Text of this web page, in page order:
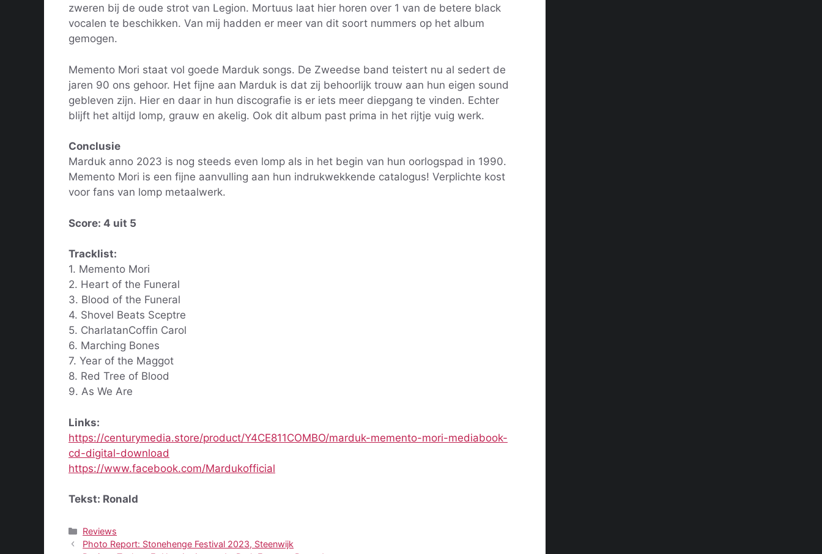
zweren bij de oude strot van Legion. Mortuus laat hier horen over 1 van de betere black
vocalen te beschikken. Van mij hadden er meer van dit soort nummers op het album
gemogen.
Memento Mori staat vol goede Marduk songs. De Zweedse band teistert nu al sedert de
jaren 90 ons gehoor. Het fijne aan Marduk is dat zij behoorlijk trouw aan hun eigen sound
gebleven zijn. Hier en daar in hun discografie is er iets meer diepgang te vinden. Echter
blijft het altijd lomp, grauw en akelig. Ook dit album past prima in het rijtje vuig werk.
Conclusie
Marduk anno 2023 is nog steeds even lomp als in het begin van hun oorlogspad in 1990.
Memento Mori is een fijne aanvulling aan hun indrukwekkende catalogus! Verplichte kost
voor fans van lomp metaalwerk.
Score: 4 uit 5
Tracklist:
1. Memento Mori
2. Heart of the Funeral
3. Blood of the Funeral
4. Shovel Beats Sceptre
5. CharlatanCoffin Carol
6. Marching Bones
7. Year of the Maggot
8. Red Tree of Blood
9. As We Are
Links:
https://centurymedia.store/product/Y4CE811COMBO/marduk-memento-mori-mediabook-
cd-digital-download
https://www.facebook.com/Mardukofficial
Tekst: Ronald
Categorieën
Reviews
Photo Report: Stonehenge Festival 2023, Steenwijk